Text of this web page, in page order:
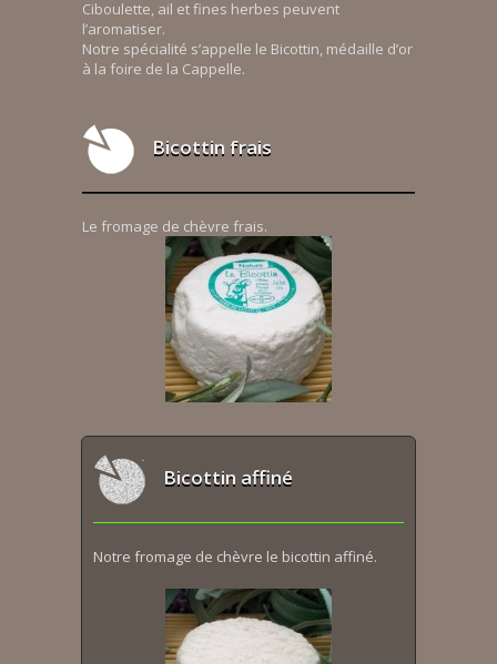
Ciboulette, ail et fines herbes peuvent
l’aromatiser.
Notre spécialité s’appelle le Bicottin, médaille d’or
à la foire de la Cappelle.
Bicottin frais
Le fromage de chèvre frais.
Bicottin affiné
Notre fromage de chèvre le bicottin affiné.